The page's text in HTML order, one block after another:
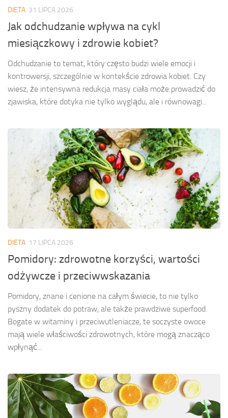
DIETA 31 LIPCA 2026
Jak odchudzanie wpływa na cykl
miesiączkowy i zdrowie kobiet?
Odchudzanie to temat, który często budzi wiele emocji i
kontrowersji, szczególnie w kontekście zdrowia kobiet. Czy
wiesz, że intensywna redukcja masy ciała może prowadzić do
zjawiska, które dotyka nie tylko wyglądu, ale i równowagi...
DIETA 17 LIPCA 2026
Pomidory: zdrowotne korzyści, wartości
odżywcze i przeciwwskazania
Pomidory, znane i cenione na całym świecie, to nie tylko
pyszny dodatek do potraw, ale także prawdziwe superfood.
Bogate w witaminy i przeciwutleniacze, te soczyste owoce
mają wiele właściwości zdrowotnych, które mogą znacząco
wpłynąć...